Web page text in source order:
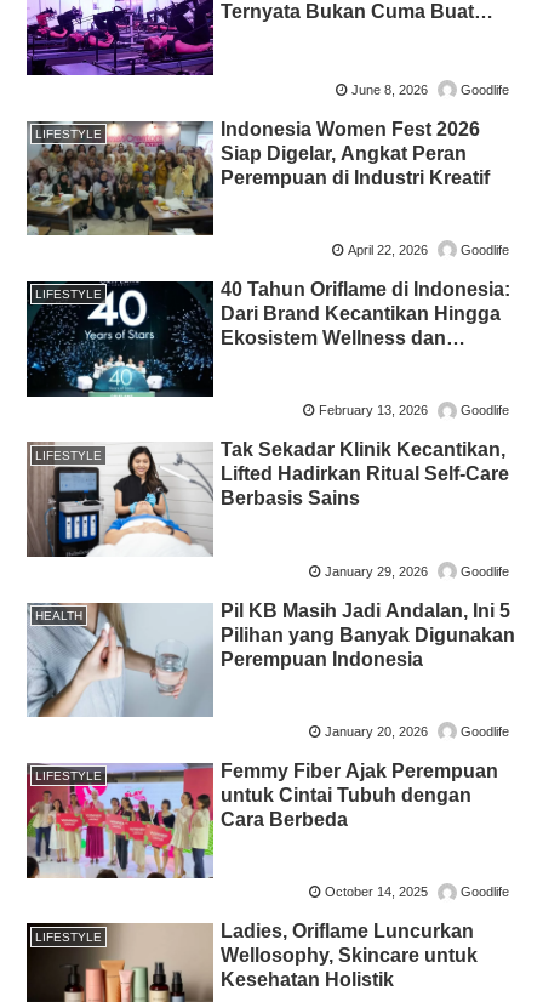
Ternyata Bukan Cuma Buat
June 8, 2026 Goodlife
LIFESTYLE
Indonesia Women Fest 2026
Siap Digelar, Angkat Peran
Perempuan di Industri Kreatif
April 22, 2026 Goodlife
LIFESTYLE
40 Tahun Oriflame di Indonesia:
Dari Brand Kecantikan Hingga
Ekosistem Wellness dan
February 13, 2026 Goodlife
LIFESTYLE
Tak Sekadar Klinik Kecantikan,
Lifted Hadirkan Ritual Self-Care
Berbasis Sains
January 29, 2026 Goodlife
HEALTH
Pil KB Masih Jadi Andalan, Ini 5
Pilihan yang Banyak Digunakan
Perempuan Indonesia
January 20, 2026 Goodlife
LIFESTYLE
Femmy Fiber Ajak Perempuan
untuk Cintai Tubuh dengan
Cara Berbeda
October 14, 2025 Goodlife
LIFESTYLE
Ladies, Oriflame Luncurkan
Wellosophy, Skincare untuk
Kesehatan Holistik